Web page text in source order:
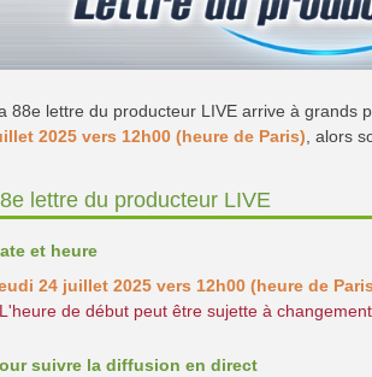
88e lettre du producteur LIVE arrive à grands
2025 vers 12h00 (heure de Paris), alors
lettre du producteur LIVE
et heure
24 juillet 2025 vers 12h00 (heure de
de début peut être sujette à
suivre la diffusion en direct